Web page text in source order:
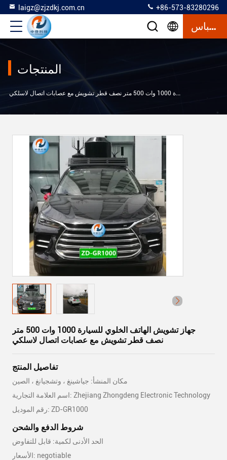
laigz@zjzdkj.com.cn +86-573-83280296
إقتباس
المنتجات
جهاز تشويش الهاتف الخلوي للسيارة 1000 وات 500 متر نصف قطر تشويش مع عصابات اتصال لاسلكي
جهاز تشويش الهاتف الخلوي للسيارة 1000 وات 500 متر
نصف قطر تشويش مع عصابات اتصال لاسلكي
تفاصيل المنتج
مكان المنشأ: جياشينغ ، وتشجيانغ ، الصين
اسم العلامة التجارية: Zhejiang Zhongdeng Electronic Technology
رقم الموديل: ZD-GR1000
شروط الدفع والشحن
الحد الأدنى لكمية: قابل للتفاوض
الأسعار: negotiable